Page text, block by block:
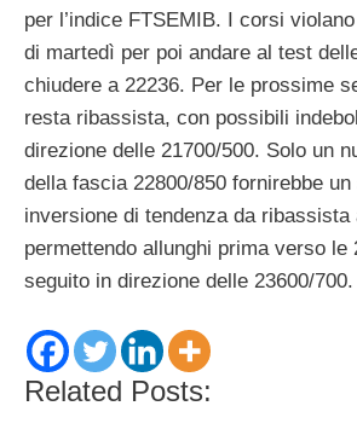
per l’indice FTSEMIB. I corsi
di martedì per poi andare al test
chiudere a 22236. Per le prossime
resta ribassista, con possibili
direzione delle 21700/500. Solo un
della fascia 22800/850 fornirebbe un
inversione di tendenza da ribassista
permettendo allunghi prima verso le
seguito in direzione delle 23600/700.
Related Posts: